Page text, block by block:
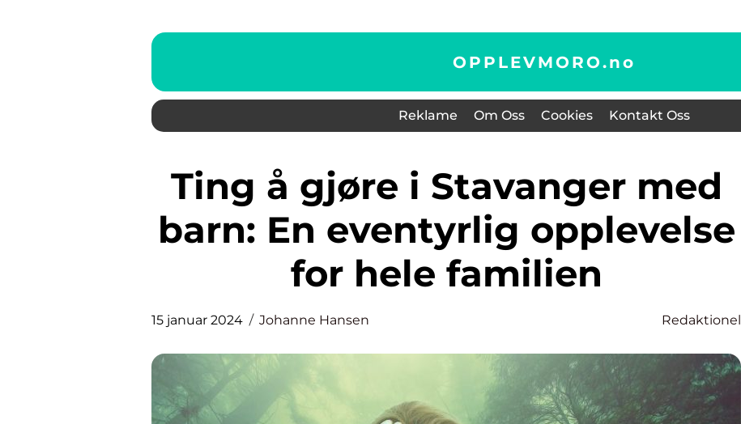
OPPLEVMORO.no
Reklame Om Oss Cookies Kontakt Oss
Ting å gjøre i Stavanger med
barn: En eventyrlig opplevelse
for hele familien
15 januar 2024 Johanne Hansen Redaktionel